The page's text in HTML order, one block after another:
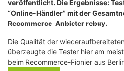
veröffentlicht. Die Ergebnisse:
“Online-Händler” mit der
Recommerce-Anbieter rebuy.
Die Qualität der
überzeugte die Tester hier am
beim Recommerce-Pionier aus